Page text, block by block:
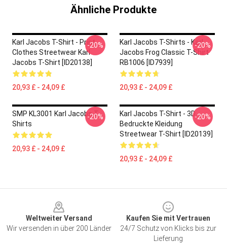
Ähnliche Produkte
Karl Jacobs T-Shirt - Print
Clothes Streetwear Karl
Jacobs T-Shirt [ID20138]
20,93 £ - 24,09 £
-20%
Karl Jacobs T-Shirts - Karl
Jacobs Frog Classic T-Shirt
RB1006 [ID7939]
20,93 £ - 24,09 £
-20%
SMP KL3001 Karl Jacobs T-
Shirts
20,93 £ - 24,09 £
-20%
Karl Jacobs T-Shirt - 3D
Bedruckte Kleidung
Streetwear T-Shirt [ID20139]
20,93 £ - 24,09 £
-20%
Weltweiter Versand
Wir versenden in über 200 Länder
Kaufen Sie mit Vertrauen
24/7 Schutz von Klicks bis zur
Lieferung